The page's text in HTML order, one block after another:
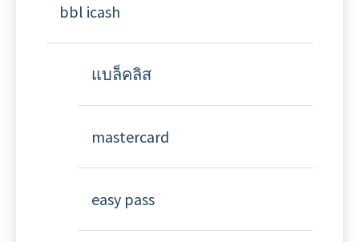
bbl icash
แบล็คลิส
mastercard
easy pass